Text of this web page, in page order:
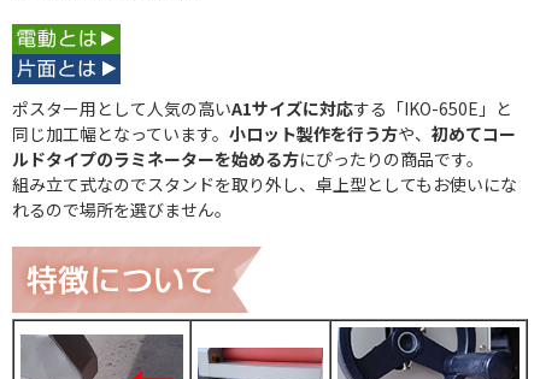
ポスター用として人気の高いA1サイズに対応する「IKO-650E」と
同じ加工幅となっています。 小ロット製作を行う方や、 初めてコー
ルドタイプのラミネーターを始める方にぴったりの商品です。
組み立て式なのでスタンドを取り外し、卓上型としてもお使いにな
れるので場所を選びません。